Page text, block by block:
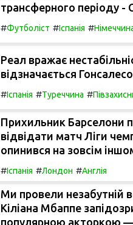
трансферного періоду -
#Футболіст #Іспанія #
Реал вражає
відзначається
#Іспанія #Туреччина #
Прихильник Барселони
відвідати матч Ліги
опинився на зовсім
#Іспанія #Лондон #Англія
Ми провели незабутній
Кіліана Мбаппе
популярною акторкою —